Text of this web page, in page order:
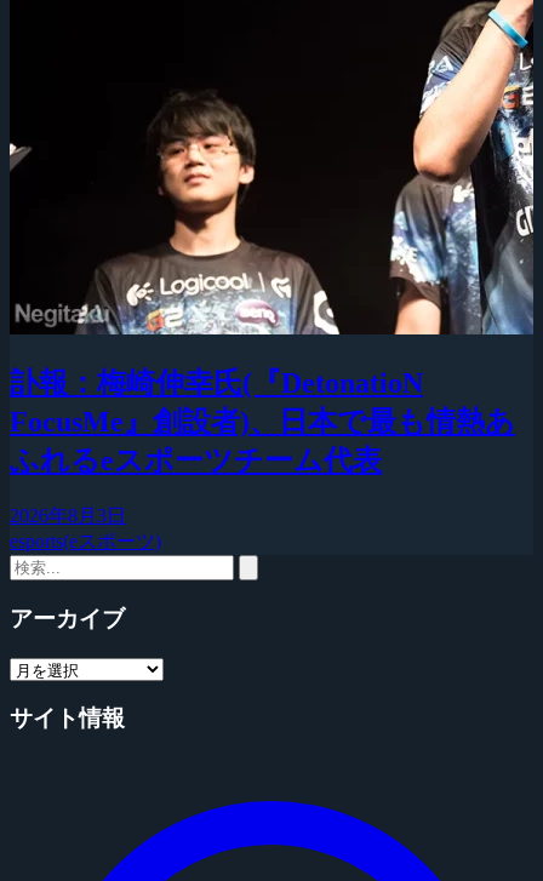
訃報：梅崎伸幸氏(『DetonatioN
FocusMe』創設者)、日本で最も情熱あ
ふれるeスポーツチーム代表
2026年8月3日
esports(eスポーツ)
アーカイブ
サイト情報